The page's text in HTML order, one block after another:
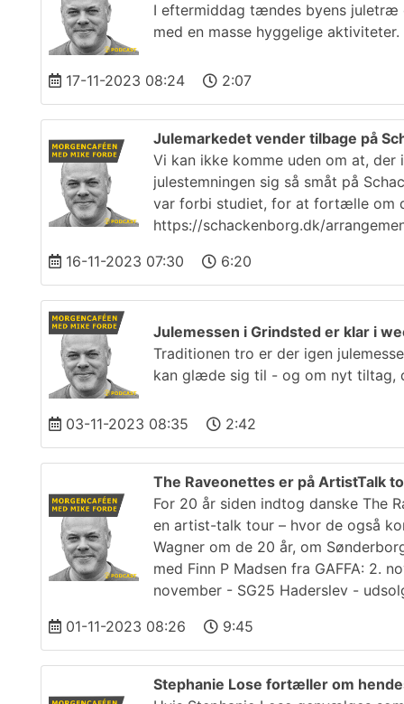
I eftermiddag tændes byens juletræ
med en masse hyggelige
17-11-2023 08:24 2:07
Julemarkedet vender tilbage på
Vi kan ikke komme uden om at,
julestemningen sig så småt på
var forbi studiet, for at fortælle om
https://schackenborg.dk/
16-11-2023 07:30
6:20
Julemessen i Grindsted er klar i
Traditionen tro er der igen
kan glæde sig til - og om nyt tiltag,
03-11-2023 08:35 2:42
The Raveonettes er på ArtistTalk
For 20 år siden indtog danske The
en artist-talk tour – hvor de også
Wagner om de 20 år, om
med Finn P Madsen fra GAFFA: 2.
november - SG25 Haderslev -
01-11-2023 08:26
9:45
Stephanie Lose fortæller om